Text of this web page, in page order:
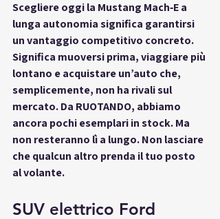
Scegliere oggi la Mustang Mach‑E a
lunga autonomia significa garantirsi
un vantaggio competitivo concreto.
Significa muoversi prima, viaggiare più
lontano e acquistare un’auto che,
semplicemente, non ha rivali sul
mercato. Da RUOTANDO, abbiamo
ancora pochi esemplari in stock. Ma
non resteranno lì a lungo. Non lasciare
che qualcun altro prenda il tuo posto
al volante.
SUV elettrico Ford